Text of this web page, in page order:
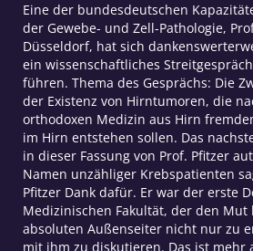
Eine der bundesdeutschen
der Gewebe- und Zell-Pathologie,
Düsseldorf, hat sich
ein wissenschaftliches
führen. Thema des Gesprächs: Die
der Existenz von Hirntumoren, die
orthodoxen Medizin aus Hirn
im Hirn entstehen sollen. Das
in dieser Fassung von Prof. Pfitzer
Namen unzähliger Krebspatienten
Pfitzer Dank dafür. Er war der erste
Medizinischen Fakultät, der den Mut
absoluten Außenseiter nicht nur zu
mit ihm zu diskutieren. Das ist mehr